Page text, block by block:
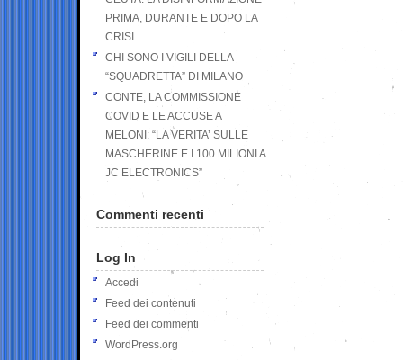
PRIMA, DURANTE E DOPO LA
CRISI
CHI SONO I VIGILI DELLA
“SQUADRETTA” DI MILANO
CONTE, LA COMMISSIONE
COVID E LE ACCUSE A
MELONI: “LA VERITA’ SULLE
MASCHERINE E I 100 MILIONI A
JC ELECTRONICS”
Commenti recenti
Log In
Accedi
Feed dei contenuti
Feed dei commenti
WordPress.org